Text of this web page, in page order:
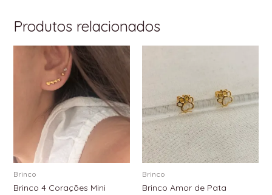
Produtos relacionados
Brinco
Brinco 4 Corações Mini
Brinco
Brinco Amor de Pata